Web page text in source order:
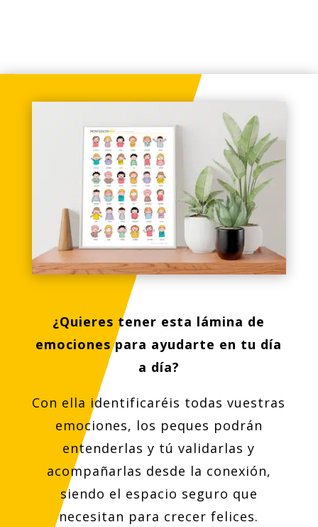
¿Quieres tener esta lámina de
emociones para ayudarte en tu día
a día?
Con ella identificaréis todas vuestras
emociones, los peques podrán
entenderlas y tú validarlas y
acompañarlas desde la conexión,
siendo el espacio seguro que
necesitan para crecer felices.